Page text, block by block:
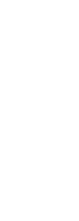
تحول فرهنگی خواهد
به توسعه زیرساخت‌های
دلار برای ساخت و
کرده است که به جذب
انتظار می‌رود که تا
اولین پردیس مدرسه
که پادشاه چارلز در
به ارزش و اهمیت
به‌طور جدی در حال
تبدیل شدن به یک مرکز